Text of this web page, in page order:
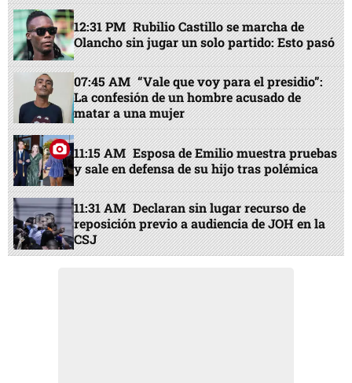
12:31 PM Rubilio Castillo se marcha de
Olancho sin jugar un solo partido: Esto pasó
07:45 AM “Vale que voy para el presidio”:
La confesión de un hombre acusado de
matar a una mujer
11:15 AM Esposa de Emilio muestra pruebas
y sale en defensa de su hijo tras polémica
11:31 AM Declaran sin lugar recurso de
reposición previo a audiencia de JOH en la
CSJ